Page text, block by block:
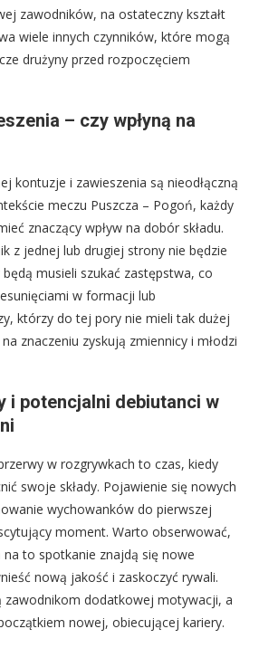
zawodników, na ostateczny kształt
wiele innych czynników, które mogą
drużyny przed rozpoczęciem
– czy wpłyną na
kontuzje i zawieszenia są nieodłączną
meczu Puszcza – Pogoń, każdy
znaczący wpływ na dobór składu.
z jednej lub drugiej strony nie będzie
musieli szukać zastępstwa, co
w formacji lub
którzy do tej pory nie mieli tak dużej
znaczeniu zyskują zmiennicy i młodzi
i potencjalni debiutanci w
w rozgrywkach to czas, kiedy
swoje składy. Pojawienie się nowych
wychowanków do pierwszej
moment. Warto obserwować,
to spotkanie znajdą się nowe
nową jakość i zaskoczyć rywali.
zawodnikom dodatkowej motywacji, a
nowej, obiecującej kariery.